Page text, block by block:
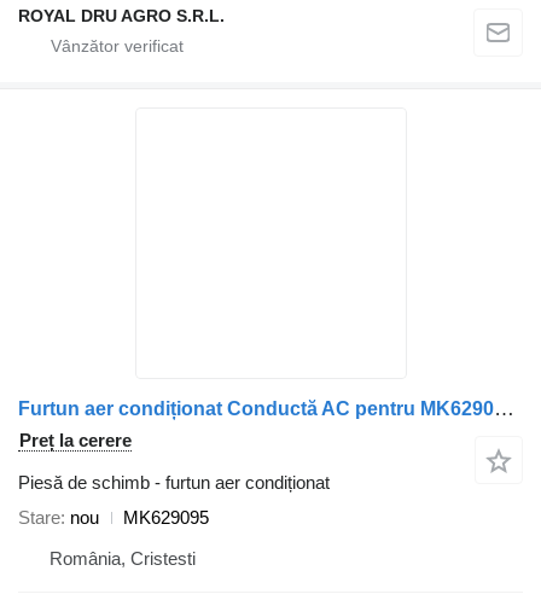
ROYAL DRU AGRO S.R.L.
Furtun aer condiționat Conductă AC pentru MK629095 pentru camion Mitsubishi
Preț la cerere
Piesă de schimb - furtun aer condiționat
Stare nou
MK629095
România, Cristesti